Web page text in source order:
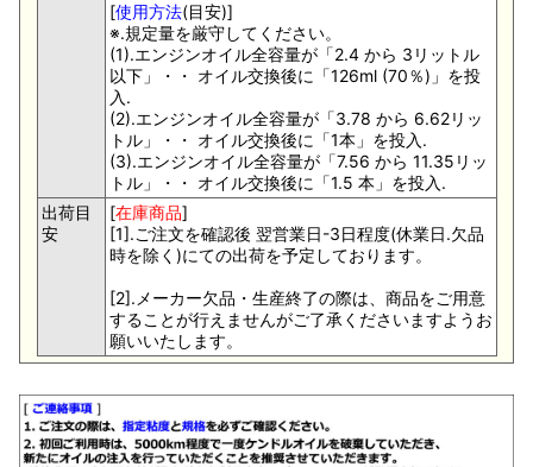
[使用方法(目安)]
※.規定量を厳守してください。
(1).エンジンオイル全容量が「2.4 から 3リットル
以下」・・ オイル交換後に「126ml (70％)」を投
入.
(2).エンジンオイル全容量が「3.78 から 6.62リッ
トル」・・ オイル交換後に「1本」を投入.
(3).エンジンオイル全容量が「7.56 から 11.35リッ
トル」・・ オイル交換後に「1.5 本」を投入.
出荷目
安
[在庫商品]
[1].ご注文を確認後 翌営業日-3日程度(休業日.欠品
時を除く)にての出荷を予定しております。
[2].メーカー欠品・生産終了の際は、商品をご用意
することが行えませんがご了承くださいますようお
願いいたします。